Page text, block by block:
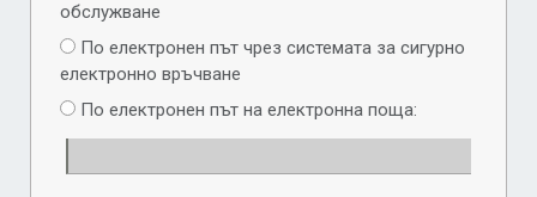
обслужване
По електронен път чрез системата за сигурно
електронно връчване
По електронен път на електронна поща: